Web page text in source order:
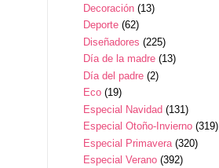
Decoración (13)
Deporte (62)
Diseñadores (225)
Día de la madre (13)
Día del padre (2)
Eco (19)
Especial Navidad (131)
Especial Otoño-Invierno (319)
Especial Primavera (320)
Especial Verano (392)